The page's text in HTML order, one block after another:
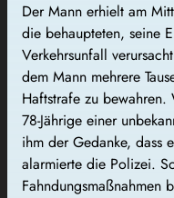
Der Mann erhielt am
die behaupteten, seine
Verkehrsunfall
dem Mann mehrere
Haftstrafe zu
78-Jährige einer
ihm der Gedanke, dass
alarmierte die Polizei.